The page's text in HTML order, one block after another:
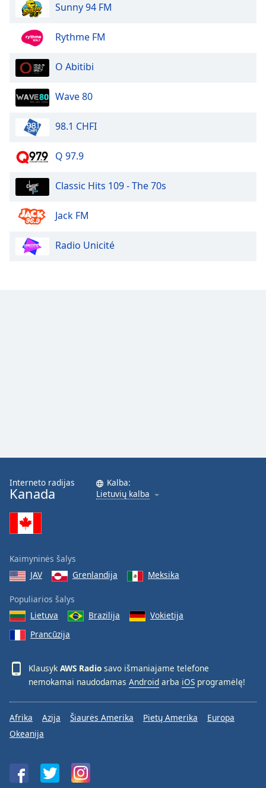
Sunny 94 FM
Rythme FM
O Abitibi
Wave 80
98.1 CHFI
Q 97.9
Classic Hits 109 - The 70s
Jack FM
Radio Unicité
Interneto radijas
Kanada
Kalba:
Lietuvių kalba
Kaimyninės šalys
JAV
Grenlandija Meksika
Populiarios šalys
Lietuva
Brazilija
Vokietija
Prancūzija
Klausyk AWS Radio savo išmaniajame telefone
nemokamai naudodamas Android arba iOS programėlę!
Afrika Azija Šiaurės Amerika Pietų Amerika
Europa
Okeanija